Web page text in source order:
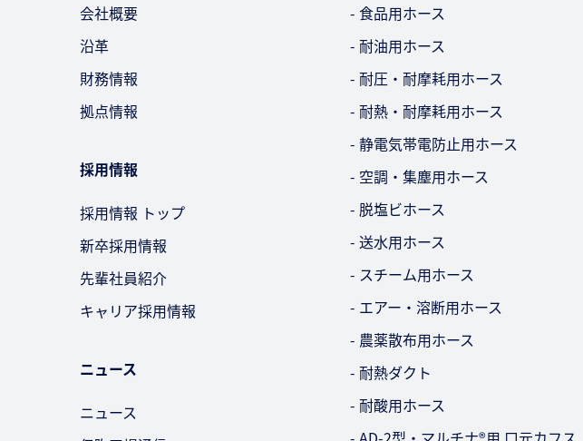
会社概要
沿革
財務情報
拠点情報
採用情報
採用情報 トップ
新卒採用情報
先輩社員紹介
キャリア採用情報
ニュース
ニュース
- 食品用ホース
- 耐油用ホース
- 耐圧・耐摩耗用ホース
- 耐熱・耐摩耗用ホース
- 静電気帯電防止用ホース
- 空調・集塵用ホース
- 脱塩ビホース
- 送水用ホース
- スチーム用ホース
- エアー・溶断用ホース
- 農薬散布用ホース
- 耐熱ダクト
- 耐酸用ホース